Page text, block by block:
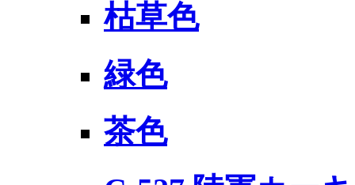
枯草色
緑色
茶色